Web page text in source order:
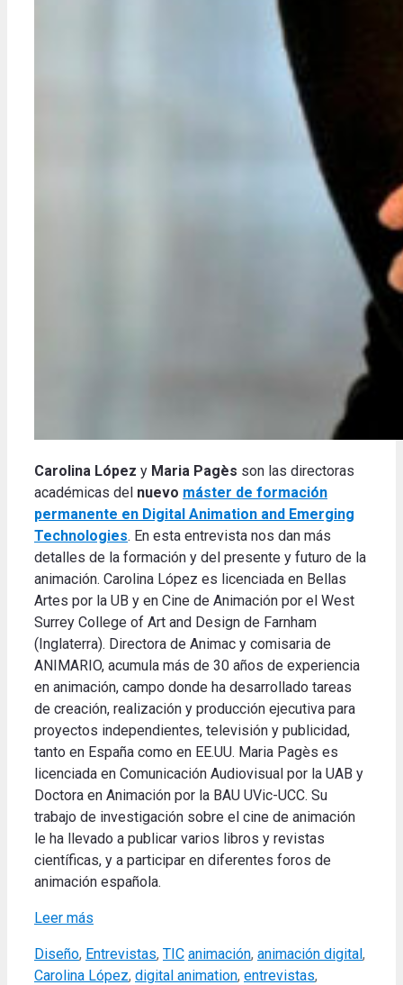
Carolina López y Maria Pagès son las directoras
académicas del nuevo máster de formación
permanente en Digital Animation and Emerging
Technologies. En esta entrevista nos dan más
detalles de la formación y del presente y futuro de la
animación. Carolina López es licenciada en Bellas
Artes por la UB y en Cine de Animación por el West
Surrey College of Art and Design de Farnham
(Inglaterra). Directora de Animac y comisaria de
ANIMARIO, acumula más de 30 años de experiencia
en animación, campo donde ha desarrollado tareas
de creación, realización y producción ejecutiva para
proyectos independientes, televisión y publicidad,
tanto en España como en EE.UU. Maria Pagès es
licenciada en Comunicación Audiovisual por la UAB y
Doctora en Animación por la BAU UVic-UCC. Su
trabajo de investigación sobre el cine de animación
le ha llevado a publicar varios libros y revistas
científicas, y a participar en diferentes foros de
animación española.
Leer más
Categories
Diseño, Entrevistas, TIC Tags
animación, animación digital,
Carolina López, digital animation, entrevistas,